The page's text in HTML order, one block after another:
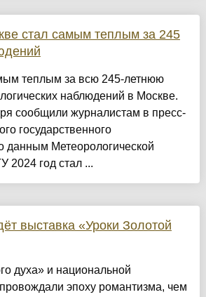
стал самым теплым за 245
теплым за всю 245-летнюю
наблюдений в Москве.
сообщили журналистам в пресс-
государственного
данным Метеорологической
2024 год стал ...
выставка «Уроки Золотой
духа» и национальной
эпоху романтизма, чем